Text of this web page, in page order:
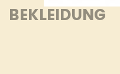
BEKLEIDUNG